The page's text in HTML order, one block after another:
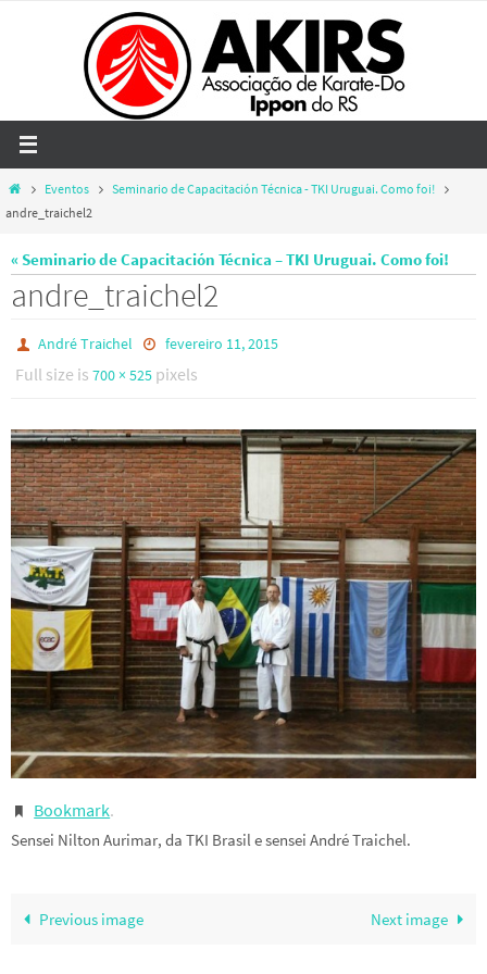
HomeEventos
Seminario de Capacitación Técnica - TKI Uruguai. Como foi!
andre_traichel2
« Seminario de Capacitación Técnica – TKI Uruguai. Como foi!
andre_traichel2
André Traichel fevereiro 11, 2015
Full size is 700 × 525 pixels
Bookmark.
Sensei Nilton Aurimar, da TKI Brasil e sensei André Traichel.
Previous image Next image